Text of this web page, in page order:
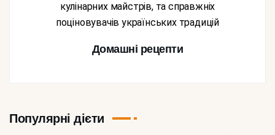
кулінарних майстрів, та справжніх
поціновувачів українських традицій
Домашні рецепти
Популярні дієти